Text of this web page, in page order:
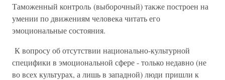
Таможенный контроль (выборочный) также построен на
умении по движениям человека читать его
эмоциональные состояния.
К вопросу об отсутствии национально-культурной
специфики в эмоциональной сфере - только недавно (не
во всех культурах, а лишь в западной) люди пришли к